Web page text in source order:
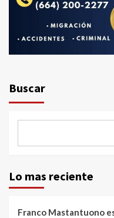
Buscar
Lo mas reciente
Franco Mastantuono